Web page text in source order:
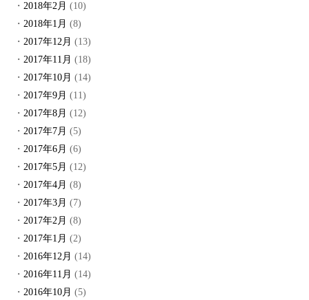
2018年2月 (10)
2018年1月 (8)
2017年12月 (13)
2017年11月 (18)
2017年10月 (14)
2017年9月 (11)
2017年8月 (12)
2017年7月 (5)
2017年6月 (6)
2017年5月 (12)
2017年4月 (8)
2017年3月 (7)
2017年2月 (8)
2017年1月 (2)
2016年12月 (14)
2016年11月 (14)
2016年10月 (5)